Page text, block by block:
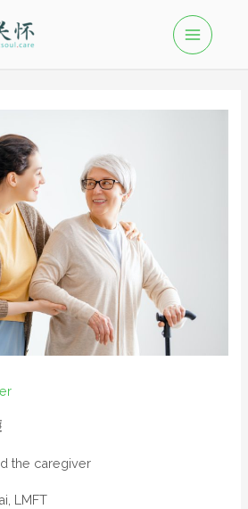
看護
the caregiver
LMFT